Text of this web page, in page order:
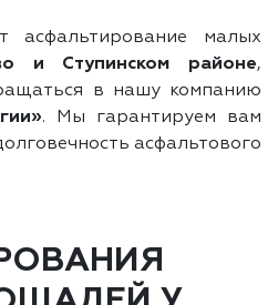
асфальтирование малых
и Ступинском районе,
в нашу компанию
. Мы гарантируем вам
асфальтового